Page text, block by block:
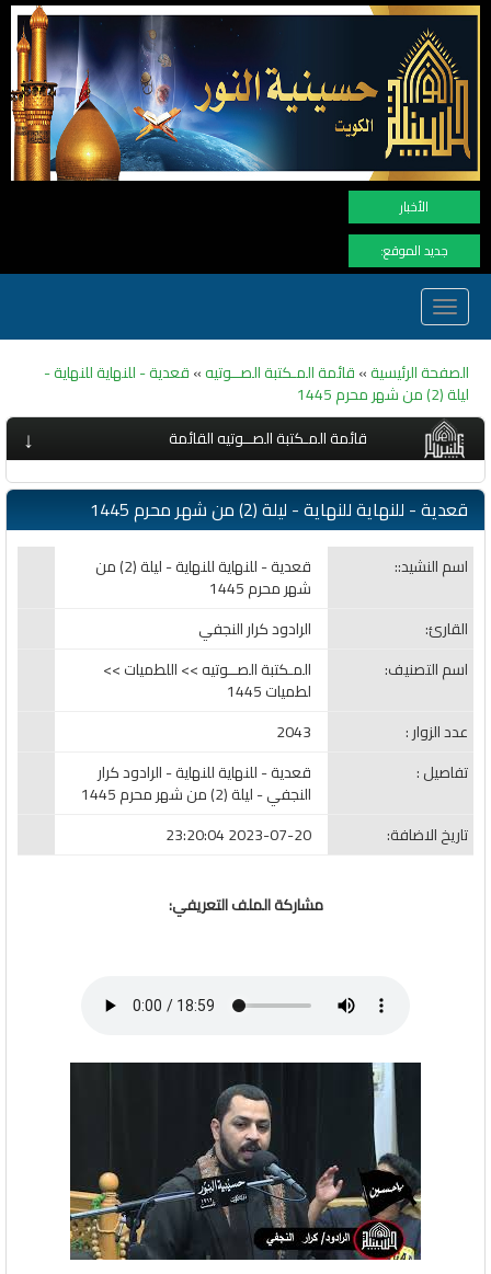
الأخبار
جديد الموقع:
Toggle
navigation
الصفحة الرئيسية»قائمة المـكتبة الصــوتيه»قعدية - للنهاية للنهاية -
ليلة (2) من شهر محرم 1445
↓ قائمة المـكتبة الصــوتيه القائمة
قعدية - للنهاية للنهاية - ليلة (2) من شهر محرم 1445
اسم النشيد:: قعدية - للنهاية للنهاية - ليلة (2) من
شهر محرم 1445
القارئ:
الرادود كرار النجفي
اسم التصنيف:
المـكتبة الصــوتيه >> اللطميات >>
لطميات 1445
عدد الزوار :
2043
تفاصيل :
قعدية - للنهاية للنهاية - الرادود كرار
النجفي - ليلة (2) من شهر محرم 1445
تاريخ الاضافة:
2023-07-20 23:20:04
مشاركة الملف التعريفي: